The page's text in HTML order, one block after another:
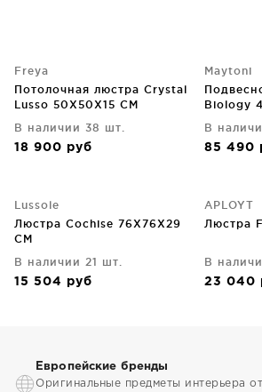
Freya
Потолочная люстра Crystal
Lusso 50X50X15 CM
В наличии 38 шт.
18 900 руб
Maytoni
Biology
В
85 490
Lussole
Люстра Cochise 76X76X29
CM
В наличии 21 шт.
15 504 руб
APLOYT
Люстра
В
23 040
Европейские бренды
Оригинальные предметы интерьера